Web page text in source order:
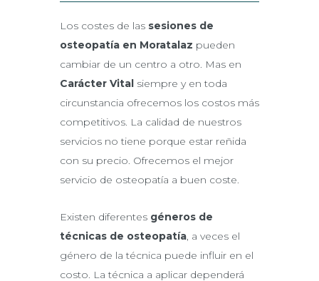
Los costes de las sesiones de
osteopatía en Moratalaz pueden
cambiar de un centro a otro. Mas en
Carácter Vital siempre y en toda
circunstancia ofrecemos los costos más
competitivos. La calidad de nuestros
servicios no tiene porque estar reñida
con su precio. Ofrecemos el mejor
servicio de osteopatía a buen coste.
Existen diferentes géneros de
técnicas de osteopatía, a veces el
género de la técnica puede influir en el
costo. La técnica a aplicar dependerá